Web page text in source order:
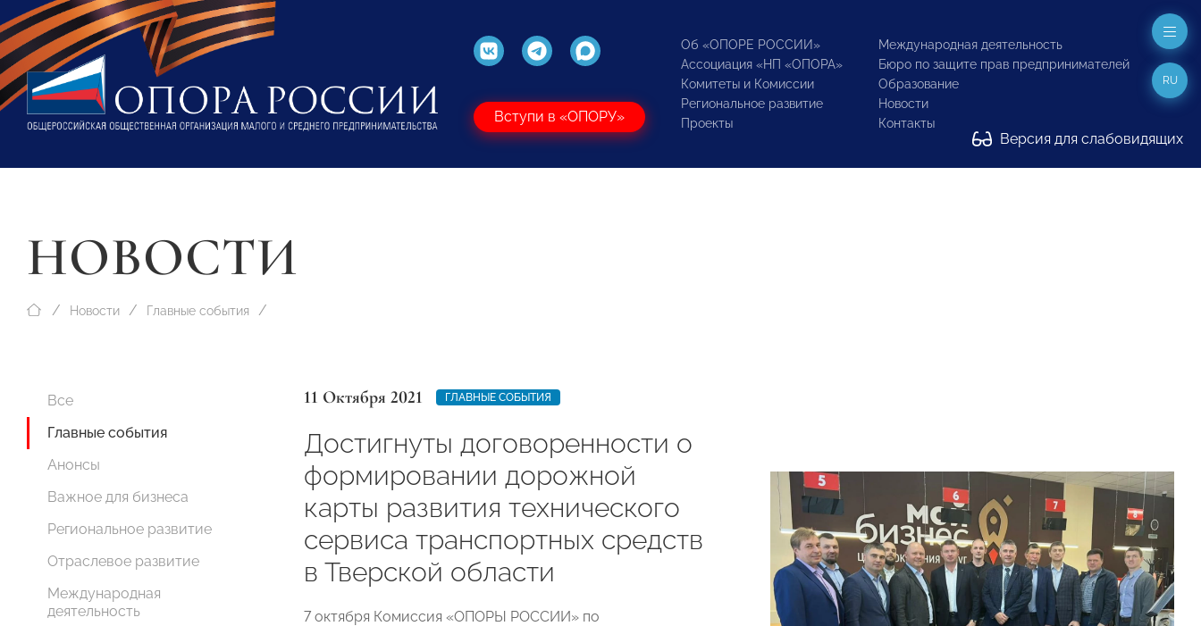
Вступи в «ОПОРУ»
Об «ОПОРЕ РОССИИ»
Ассоциация «НП «ОПОРА»
Комитеты и Комиссии
Региональное развитие
Проекты
Международная деятельность
Бюро по защите прав предпринимателей
Образование
Новости
Контакты
Версия для слабовидящих
RU
НОВОСТИ
Новости Главные события
Все
Главные события
Анонсы
Важное для бизнеса
Региональное развитие
Отраслевое развитие
Международная
деятельность
11 Октября 2021 ГЛАВНЫЕ СОБЫТИЯ
Достигнуты договоренности о
формировании дорожной
карты развития технического
сервиса транспортных средств
в Тверской области
7 октября Комиссия «ОПОРЫ РОССИИ» по